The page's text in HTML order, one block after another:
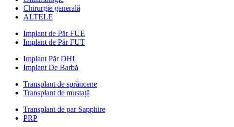
Chirurgie generală
ALTELE
Implant de Păr FUE
Implant de Păr FUT
Implant Păr DHI
Implant De Barbă
Transplant de sprâncene
Transplant de mustață
Transplant de par Sapphire
PRP